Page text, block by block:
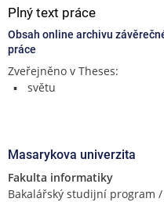
Plný text práce
Obsah online archivu
práce
Zveřejněno v Theses:
světu
Masarykova univerzita
Fakulta informatiky
Bakalářský studijní program